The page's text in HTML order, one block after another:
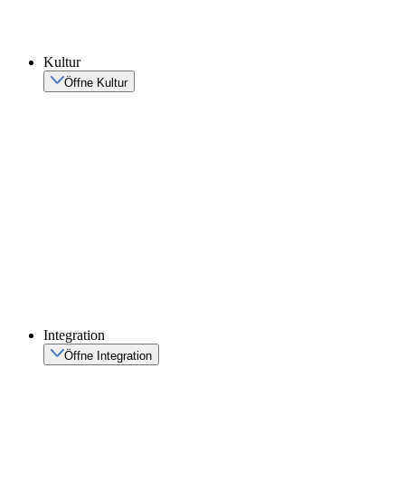
Kultur
Öffne Kultur
Integration
Öffne Integration